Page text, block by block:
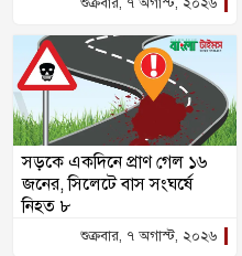
সড়কে একদিনে প্রাণ গেল ১৬
জনের, সিলেটে বাস সংঘর্ষে
নিহত ৮
শুক্রবার, ৭ অগাস্ট, ২০২৬